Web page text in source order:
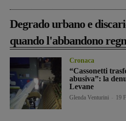
Degrado urbano e
quando l'abbandono
Cronaca
“Cassonetti
abusiva”: la
Levane
Glenda Venturini 19